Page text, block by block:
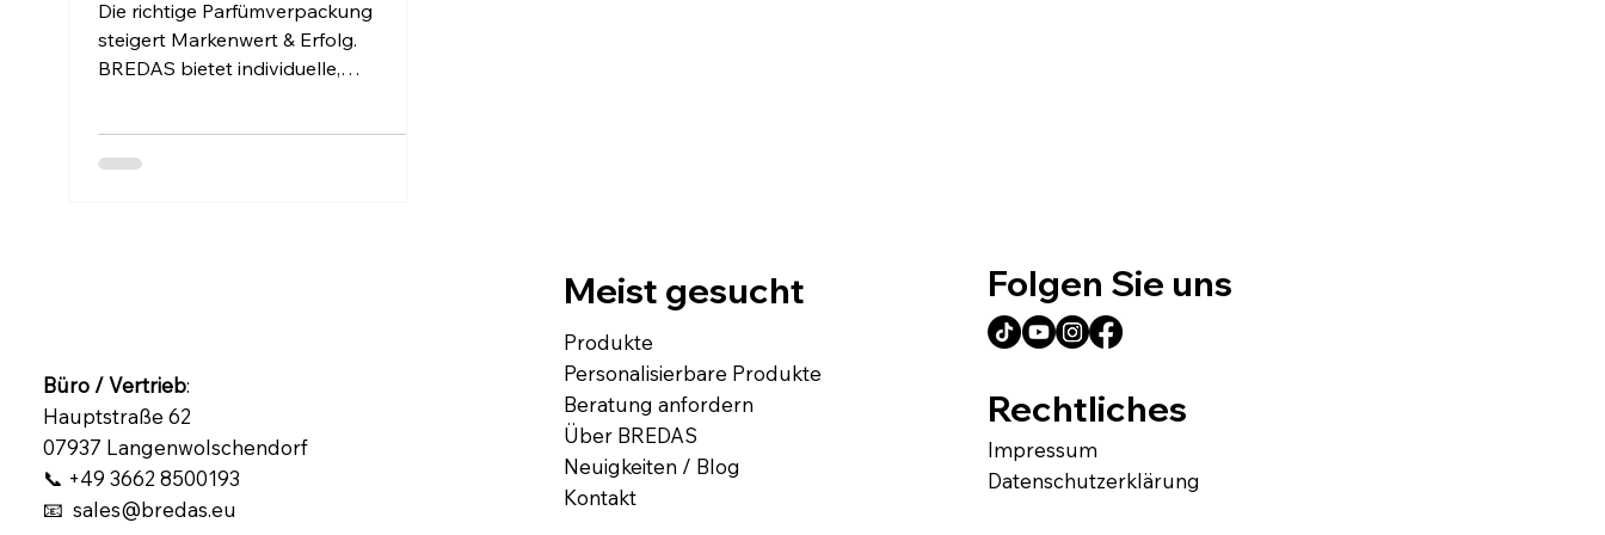
Die richtige Parfümverpackung
steigert Markenwert & Erfolg.
BREDAS bietet individuelle,
Meist gesucht
Produkte
Personalisierbare Produkte
Beratung anfordern
Über BREDAS
Neuigkeiten / Blog
Kontakt
Folgen Sie uns
Büro / Vertrieb:
Hauptstraße 62
07937 Langenwolschendorf
📞 +49 3662 8500193
📧 sales@bredas.eu
Rechtliches
Impressum
Datenschutzerklärung